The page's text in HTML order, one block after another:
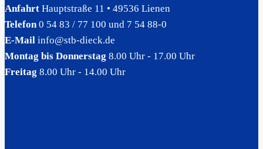
Anfahrt Hauptstraße 11 • 49536 Lienen
Telefon0 54 83 / 77 100 und 7 54 88-0
E-Mail info@stb-dieck.de
Montag bis Donnerstag 8.00 Uhr - 17.00 Uhr
Freitag 8.00 Uhr - 14.00 Uhr